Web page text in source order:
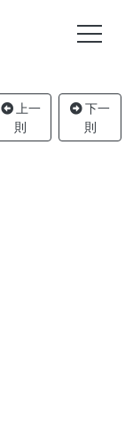
上一
則
下一
則